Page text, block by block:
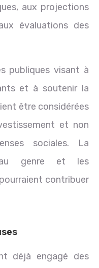
aux projections
évaluations des
publiques visant à
et à soutenir la
être considérées
et non
sociales. La
au genre et les
contribuer
déjà engagé des